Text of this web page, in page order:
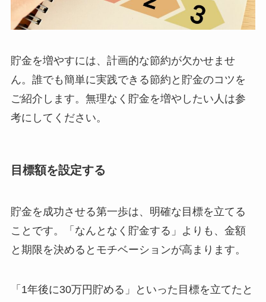
貯金を増やすには、計画的な節約が欠かせませ
ん。誰でも簡単に実践できる節約と貯金のコツを
ご紹介します。無理なく貯金を増やしたい人は参
考にしてください。
目標額を設定する
貯金を成功させる第一歩は、明確な目標を立てる
ことです。「なんとなく貯金する」よりも、金額
と期限を決めるとモチベーションが高まります。
「1年後に30万円貯める」といった目標を立てたと